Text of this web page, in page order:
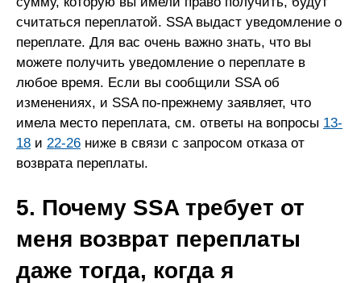
считаться переплатой. SSA выдаст уведомление о
переплате. Для вас очень важно знать, что вы
можете получить уведомление о переплате в
любое время. Если вы сообщили SSA об
изменениях, и SSA по-прежнему заявляет, что
имела место переплата, см. ответы на вопросы 13-
18 и 22-26 ниже в связи с запросом отказа от
возврата переплаты.
5. Почему SSA требует от
меня возврат переплаты
даже тогда, когда я